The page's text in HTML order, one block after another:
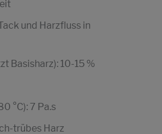
und Harzfluss in
Basisharz): 10-15 %
°C): 7 Pa.s
trübes Harz